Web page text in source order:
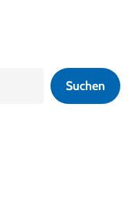
Suchen